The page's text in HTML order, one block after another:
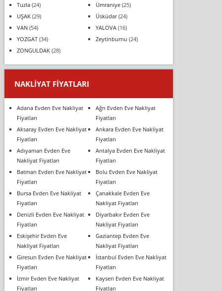
Tuzla(24) Ümraniye(25)
UŞAK(29) Üsküdar(24)
VAN(54) YALOVA(16)
YOZGAT(34) Zeytinburnu (24)
ZONGULDAK(28)
NAKLIYAT FIYATLARI
Adana Evden Eve Nakliyat
Fiyatları
Ağrı Evden Eve Nakliyat
Fiyatları
Aksaray Evden Eve Nakliyat
Fiyatları
Ankara Evden Eve Nakliyat
Fiyatları
Adıyaman Evden Eve
Nakliyat Fiyatları
Antalya Evden Eve Nakliyat
Fiyatları
Batman Evden Eve Nakliyat
Fiyatları
Bolu Evden Eve Nakliyat
Fiyatları
Bursa Evden Eve Nakliyat
Fiyatları
Çanakkale Evden Eve
Nakliyat Fiyatları
Denizli Evden Eve Nakliyat
Fiyatları
Diyarbakır Evden Eve
Nakliyat Fiyatları
Eskişehir Evden Eve
Nakliyat Fiyatları
Gaziantep Evden Eve
Nakliyat Fiyatları
Giresun Evden Eve Nakliyat
Fiyatları
İstanbul Evden Eve Nakliyat
Fiyatları
İzmir Evden Eve Nakliyat
Fiyatları
Kayseri Evden Eve Nakliyat
Fiyatları